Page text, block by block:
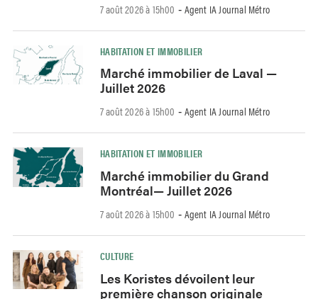
7 août 2026 à 15h00 - Agent IA Journal Métro
HABITATION ET IMMOBILIER
Marché immobilier de Laval —
Juillet 2026
7 août 2026 à 15h00 - Agent IA Journal Métro
HABITATION ET IMMOBILIER
Marché immobilier du Grand
Montréal— Juillet 2026
7 août 2026 à 15h00 - Agent IA Journal Métro
CULTURE
Les Koristes dévoilent leur
première chanson originale